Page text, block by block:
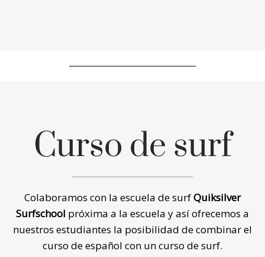
Curso de surf
Colaboramos con la escuela de surfQuiksilver
Surfschool próxima a la escuela y así ofrecemos a
nuestros estudiantes la posibilidad de combinar el
curso de español con un curso de surf.